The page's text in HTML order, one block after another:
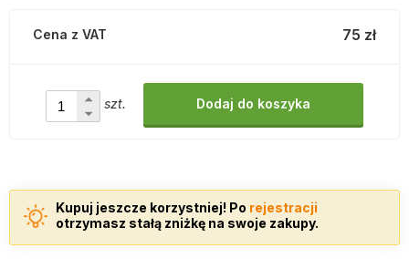
75 zł
Cena z VAT
szt. Dodaj do koszyka
Kupuj jeszcze korzystniej! Po rejestracji
otrzymasz stałą zniżkę na swoje zakupy.